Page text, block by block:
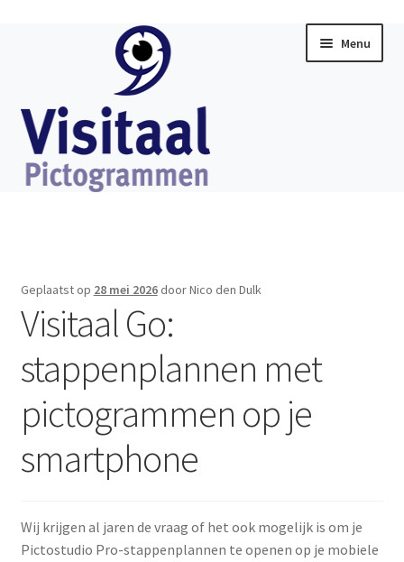
inhoud
Menu
Software
Producten
Media
Pictogrammen
Actueel
Geplaatst op 28 mei 2026 door Nico den Dulk
Visitaal Go:
stappenplannen met
pictogrammen op je
smartphone
Wij krijgen al jaren de vraag of het ook mogelijk is om je
Pictostudio Pro-stappenplannen te openen op je mobiele